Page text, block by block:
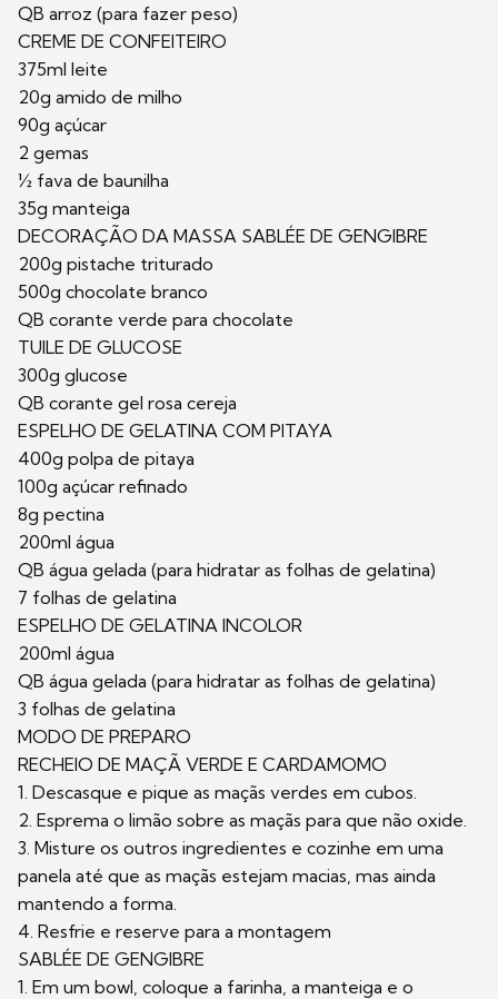
QB arroz (para fazer peso)
CREME DE CONFEITEIRO
375ml leite
20g amido de milho
90g açúcar
2 gemas
½ fava de baunilha
35g manteiga
DECORAÇÃO DA MASSA SABLÉE DE GENGIBRE
200g pistache triturado
500g chocolate branco
QB corante verde para chocolate
TUILE DE GLUCOSE
300g glucose
QB corante gel rosa cereja
ESPELHO DE GELATINA COM PITAYA
400g polpa de pitaya
100g açúcar refinado
8g pectina
200ml água
QB água gelada (para hidratar as folhas de gelatina)
7 folhas de gelatina
ESPELHO DE GELATINA INCOLOR
200ml água
QB água gelada (para hidratar as folhas de gelatina)
3 folhas de gelatina
MODO DE PREPARO
RECHEIO DE MAÇÃ VERDE E CARDAMOMO
1. Descasque e pique as maçãs verdes em cubos.
2. Esprema o limão sobre as maçãs para que não oxide.
3. Misture os outros ingredientes e cozinhe em uma
panela até que as maçãs estejam macias, mas ainda
mantendo a forma.
4. Resfrie e reserve para a montagem
SABLÉE DE GENGIBRE
1. Em um bowl, coloque a farinha, a manteiga e o